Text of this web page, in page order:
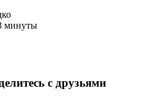
минуты
с друзьями